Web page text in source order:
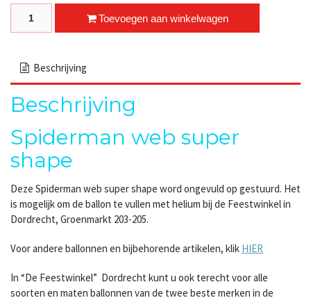
Spiderman web super shape quantity
Toevoegen aan winkelwagen
Beschrijving
Beschrijving
Spiderman web super
shape
Deze Spiderman web super shape word ongevuld op gestuurd. Het
is mogelijk om de ballon te vullen met helium bij de Feestwinkel in
Dordrecht, Groenmarkt 203-205.
Voor andere ballonnen en bijbehorende artikelen, klik HIER
In “De Feestwinkel” Dordrecht kunt u ook terecht voor alle
soorten en maten ballonnen van de twee beste merken in de